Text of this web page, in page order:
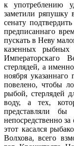
к употреблению
заметили ряпушку
сенату
предписаннаго
пускать в Неву
казенных
Императорскаго
стерлядей, а
ноября
повелено, чтобы
рыбой, стерлядей
воду, а тех,
представляли
непосредственно
этот касался
Волхова, всего